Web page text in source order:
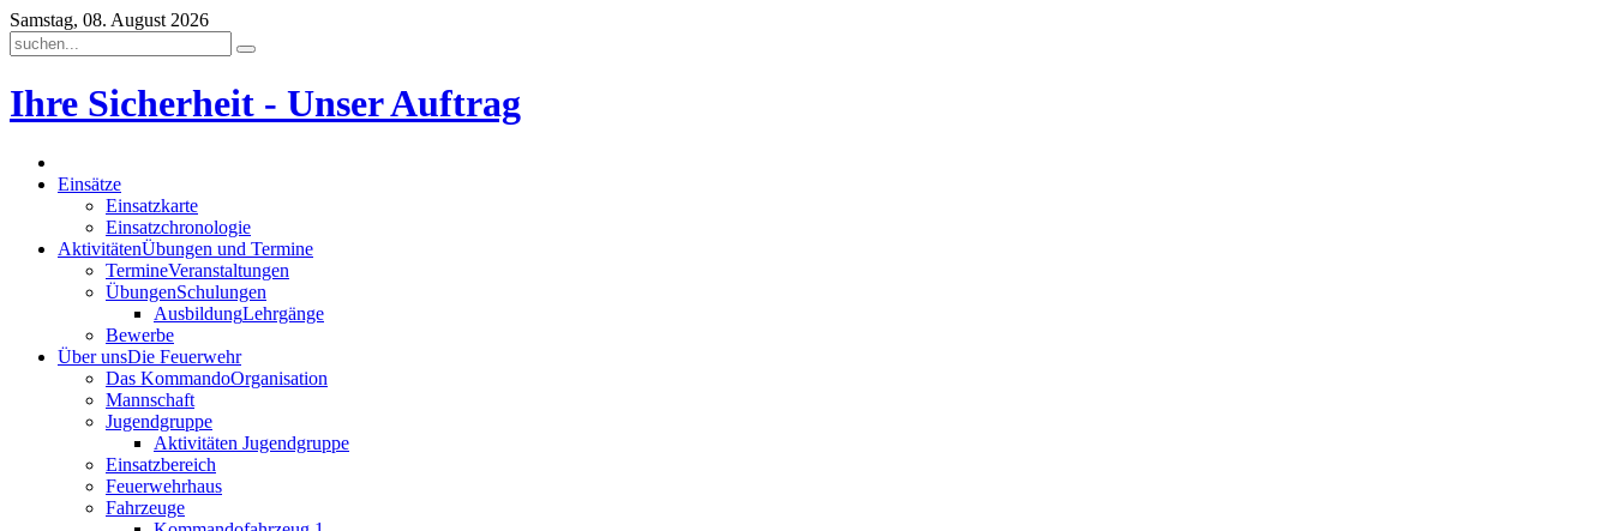
Samstag, 08. August 2026
Ihre Sicherheit - Unser Auftrag
Einsätze
Einsatzkarte
Einsatzchronologie
AktivitätenÜbungen und Termine
TermineVeranstaltungen
ÜbungenSchulungen
AusbildungLehrgänge
Bewerbe
Über unsDie Feuerwehr
Das KommandoOrganisation
Mannschaft
Jugendgruppe
Aktivitäten Jugendgruppe
Einsatzbereich
Feuerwehrhaus
Fahrzeuge